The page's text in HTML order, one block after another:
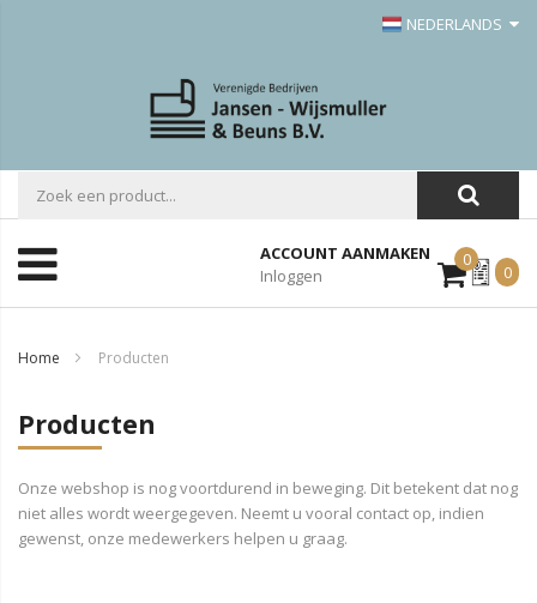
NEDERLANDS
ACCOUNT AANMAKEN
Inloggen
0Mijn
Offerte
0
Home Producten
Producten
Onze webshop is nog voortdurend in beweging. Dit betekent dat nog
niet alles wordt weergegeven. Neemt u vooral contact op, indien
gewenst, onze medewerkers helpen u graag.